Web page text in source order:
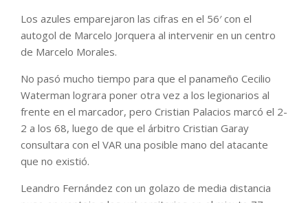
Los azules emparejaron las cifras en el 56′ con el
autogol de Marcelo Jorquera al intervenir en un centro
de Marcelo Morales.
No pasó mucho tiempo para que el panameño Cecilio
Waterman lograra poner otra vez a los legionarios al
frente en el marcador, pero Cristian Palacios marcó el 2-
2 a los 68, luego de que el árbitro Cristian Garay
consultara con el VAR una posible mano del atacante
que no existió.
Leandro Fernández con un golazo de media distancia